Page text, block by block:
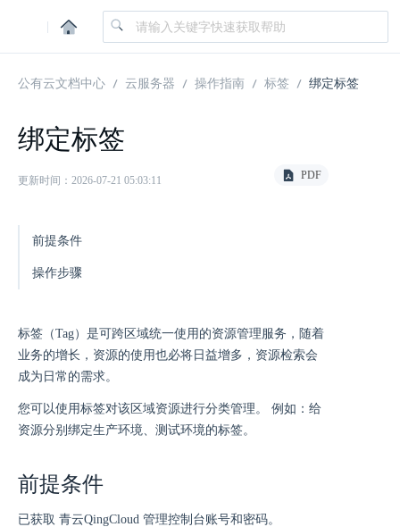
|
公有云文档中心 云服务器 操作指南 标签 绑定标签
绑定标签
更新时间：2026-07-21 05:03:11 PDF
前提条件
操作步骤
标签（Tag）是可跨区域统一使用的资源管理服务，随着
业务的增长，资源的使用也必将日益增多，资源检索会
成为日常的需求。
您可以使用标签对该区域资源进行分类管理。 例如：给
资源分别绑定生产环境、测试环境的标签。
前提条件
已获取 青云QingCloud 管理控制台账号和密码。